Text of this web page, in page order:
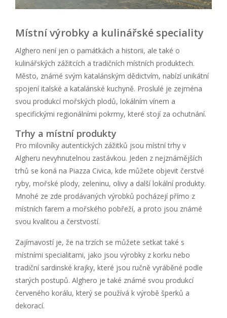
Místní výrobky a kulinářské speciality
Alghero není jen o památkách a historii, ale také o
kulinářských zážitcích a tradičních místních produktech.
Město, známé svým katalánským dědictvím, nabízí unikátní
spojení italské a katalánské kuchyně. Proslulé je zejména
svou produkcí mořských plodů, lokálním vínem a
specifickými regionálními pokrmy, které stojí za ochutnání.
Trhy a místní produkty
Pro milovníky autentických zážitků jsou místní trhy v
Algheru nevyhnutelnou zastávkou. Jeden z nejznámějších
trhů se koná na Piazza Civica, kde můžete objevit čerstvé
ryby, mořské plody, zeleninu, olivy a další lokální produkty.
Mnohé ze zde prodávaných výrobků pocházejí přímo z
místních farem a mořského pobřeží, a proto jsou známé
svou kvalitou a čerstvostí.
Zajímavostí je, že na trzích se můžete setkat také s
místními specialitami, jako jsou výrobky z korku nebo
tradiční sardinské krajky, které jsou ručně vyráběné podle
starých postupů. Alghero je také známé svou produkcí
červeného korálu, který se používá k výrobě šperků a
dekorací.